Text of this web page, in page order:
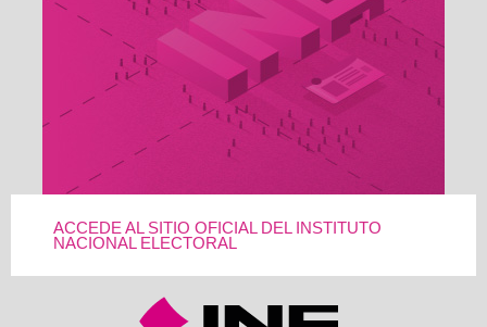
ACCEDE AL SITIO OFICIAL DEL INSTITUTO
NACIONAL ELECTORAL